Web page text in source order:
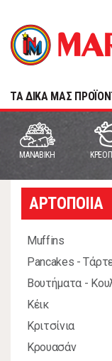
TA ΔΙΚΑ ΜΑΣ
MANABIKH
ΑΡΤΟΠΟΙΙΑ
Muffins
Pancakes -
Βουτήματα -
Κέικ
Κριτσίνια
Κρουασάν